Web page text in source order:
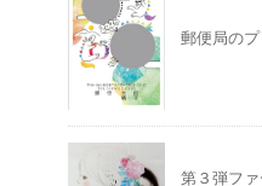
郵便局の
第３弾フ